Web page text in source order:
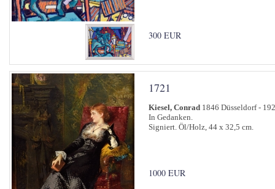
300 EUR
1721
Kiesel, Conrad 1846 Düsseldorf -
In Gedanken.
Signiert. Öl/Holz, 44 x 32,5 cm.
1000 EUR